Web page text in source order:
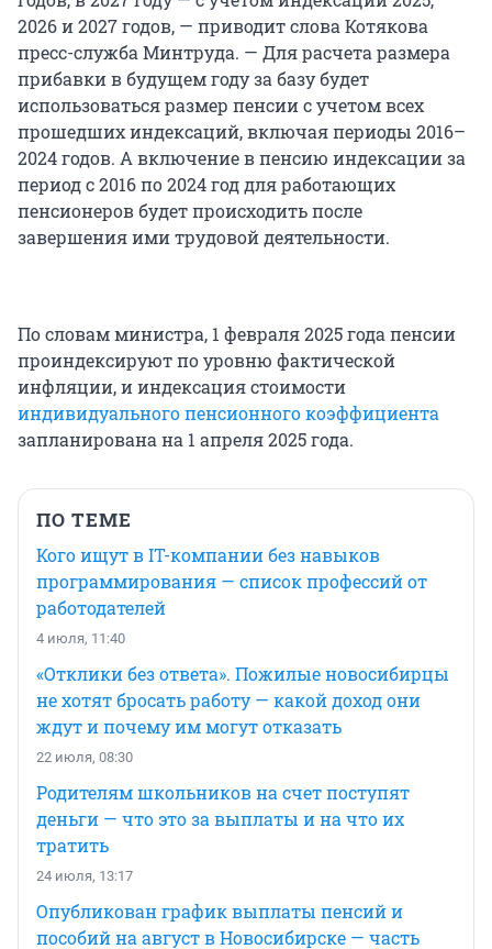
2026 и 2027 годов, — приводит слова Котякова
пресс-служба Минтруда. — Для расчета размера
прибавки в будущем году за базу будет
использоваться размер пенсии с учетом всех
прошедших индексаций, включая периоды 2016–
2024 годов. А включение в пенсию индексации за
период с 2016 по 2024 год для работающих
пенсионеров будет происходить после
завершения ими трудовой деятельности.
По словам министра, 1 февраля 2025 года пенсии
проиндексируют по уровню фактической
инфляции, и индексация стоимости
индивидуального пенсионного коэффициента
запланирована на 1 апреля 2025 года.
ПО ТЕМЕ
Кого ищут в IT-компании без навыков
программирования — список профессий от
работодателей
4 июля, 11:40
«Отклики без ответа». Пожилые новосибирцы
не хотят бросать работу — какой доход они
ждут и почему им могут отказать
22 июля, 08:30
Родителям школьников на счет поступят
деньги — что это за выплаты и на что их
тратить
24 июля, 13:17
Опубликован график выплаты пенсий и
пособий на август в Новосибирске — часть